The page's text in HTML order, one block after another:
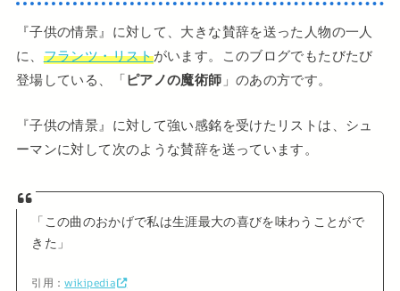
『子供の情景』に対して、大きな賛辞を送った人物の一人
に、 フランツ・リストがいます。このブログでもたびたび
登場している、「ピアノの魔術師 」のあの方です。
『子供の情景』に対して強い感銘を受けたリストは、シュ
ーマンに対して次のような賛辞を送っています。
「この曲のおかげで私は生涯最大の喜びを味わうことがで
きた」
引用：wikipedia